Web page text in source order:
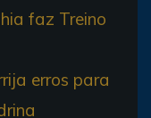
faz Treino
erros para